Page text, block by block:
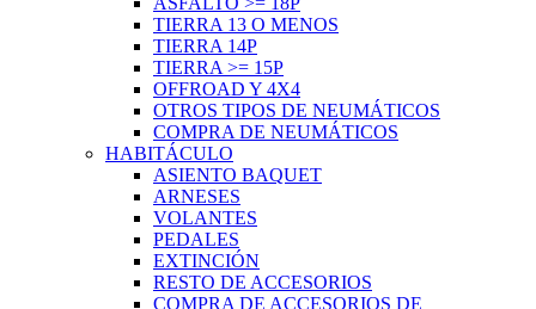
TIERRA 13 O MENOS
TIERRA 14P
TIERRA >= 15P
OFFROAD Y 4X4
OTROS TIPOS DE NEUMÁTICOS
COMPRA DE NEUMÁTICOS
HABITÁCULO
ASIENTO BAQUET
ARNESES
VOLANTES
PEDALES
EXTINCIÓN
RESTO DE ACCESORIOS
COMPRA DE ACCESORIOS DE